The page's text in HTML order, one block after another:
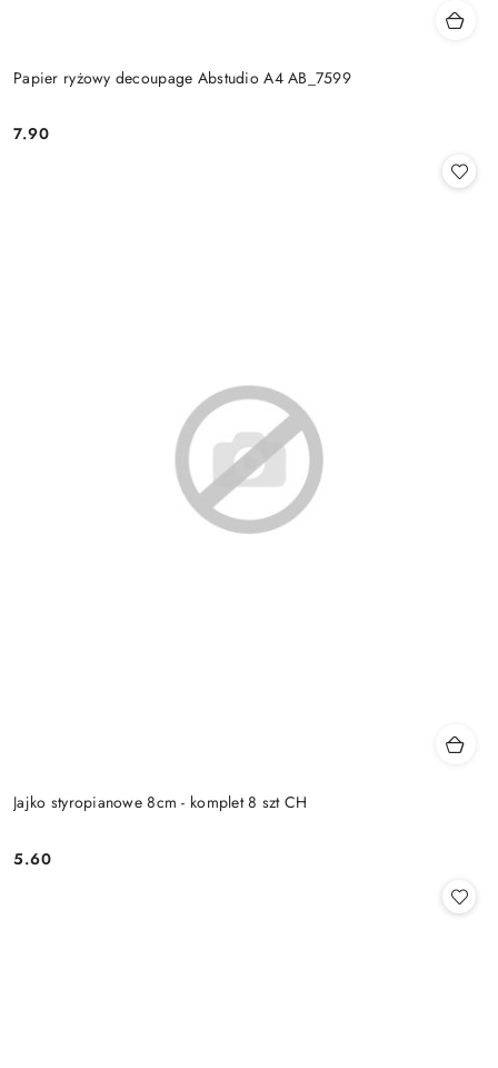
Papier ryżowy decoupage Abstudio A4 AB_7599
Cena:
7.90
Jajko styropianowe 8cm - komplet 8 szt CH
Cena:
5.60